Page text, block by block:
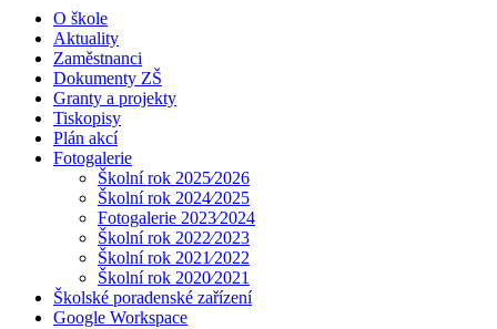
O škole
Aktuality
Zaměstnanci
Dokumenty ZŠ
Granty a projekty
Tiskopisy
Plán akcí
Fotogalerie
Školní rok 2025⁄2026
Školní rok 2024⁄2025
Fotogalerie 2023⁄2024
Školní rok 2022⁄2023
Školní rok 2021⁄2022
Školní rok 2020⁄2021
Školské poradenské zařízení
Google Workspace